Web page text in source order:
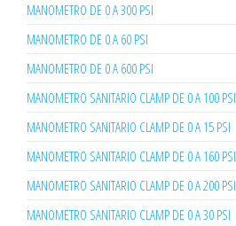
MANOMETRO DE 0 A 300 PSI
MANOMETRO DE 0 A 60 PSI
MANOMETRO DE 0 A 600 PSI
MANOMETRO SANITARIO CLAMP DE 0 A 100 PSI
MANOMETRO SANITARIO CLAMP DE 0 A 15 PSI
MANOMETRO SANITARIO CLAMP DE 0 A 160 PSI
MANOMETRO SANITARIO CLAMP DE 0 A 200 PSI
MANOMETRO SANITARIO CLAMP DE 0 A 30 PSI